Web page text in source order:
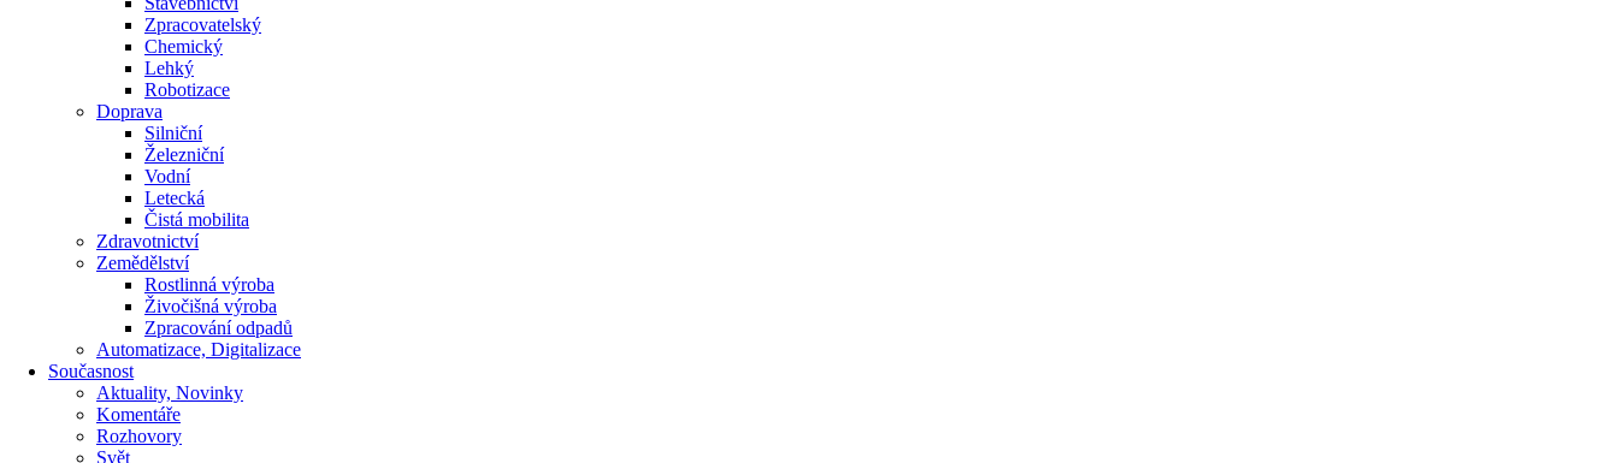
Zpracovatelský
Chemický
Lehký
Robotizace
Doprava
Silniční
Železniční
Vodní
Letecká
Čistá mobilita
Zdravotnictví
Zemědělství
Rostlinná výroba
Živočišná výroba
Zpracování odpadů
Automatizace, Digitalizace
Současnost
Aktuality, Novinky
Komentáře
Rozhovory
Svět